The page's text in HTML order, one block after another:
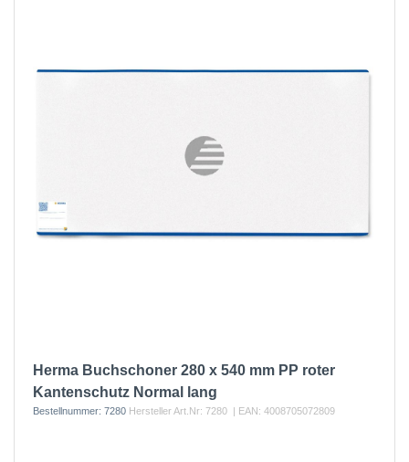
Herma Buchschoner 280 x 540 mm PP roter
Kantenschutz Normal lang
Bestellnummer: 7280 Hersteller Art.Nr: 7280 | EAN: 4008705072809